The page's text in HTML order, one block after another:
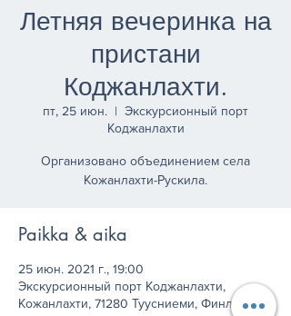
Летняя вечеринка на
пристани
Коджанлахти.
пт, 25 июн.
  |
Экскурсионный порт
Коджанлахти
Организовано объединением села
Кожанлахти-Рускила.
Paikka & aika
25 июн. 2021 г., 19:00
Экскурсионный порт Коджанлахти,
Кожанлахти, 71280 Туусниеми, Финляндия